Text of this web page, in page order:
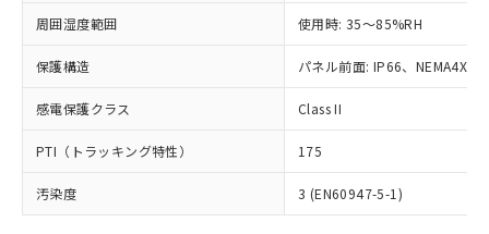
周囲湿度範囲 使用時: 35～85%RH
保護構造 パネル前面: IP66、NEMA4X,
感電保護クラス Class II
PTI（トラッキング特性） 175
汚染度 3 (EN60947-5-1)
ムロン制御機器販売店・当社販売員に
オムロン制御機器販売店や当社販売拠
販売ネットワーク
」をご確認
ください。
在庫状況および標準価格結果を当社の
事前の承諾なく第三者に漏洩または開
マイパーツ機能（部品リスト作成サー
（DBP） 1000ppm以下、フタル酸ジイソブチル
(DIBP) 1000ppm以下
フタル酸エステル類の４物質については閾値を超える意
図的な使用がないことを確認しています。
※2 対応予定月
部品在庫の切り替え状況などにより、予定
月が前後することがあります。
イソブチル) : 1000ppm、 BBP(フタル酸ブチルベンジ
ル) : 1000ppm、
DEHP(フタル酸ビス(2-エチルヘキシル)) : 1000ppm
※2 環境保護使用期限
「ｅ」：有害物質（10物質）のすべてが基
準値以下であることを示します。
「10」：通常の使用状況下において有害物
質が外部に漏えいし、環境に深刻な影響を
いよう必要な手段を講じます。
ル、化学兵器、生物兵器またはその他
武器並びにこれらの製造装置等に一切
使用いたしません。
当社は、貴社製品を第三者に販売する
場合は、上記1、2および3の内容を当
該第三者に通知します。また当社は、
販売先および販売に係わる関係者が違
法に輸出するおそれがある場合は、取
一定数には満たないが在庫あり
在庫なし(最新の在庫状況につ
いては、お客様のお取引先、ま
たはお客様担当のオムロン制御
機器販売店・当社販売員にご確
認ください)
受注生産機種、また在庫状況の